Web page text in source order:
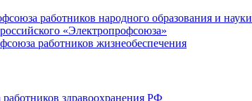
работников народного образования и науки
«Электропрофсоюза»
работников жизнеобеспечения